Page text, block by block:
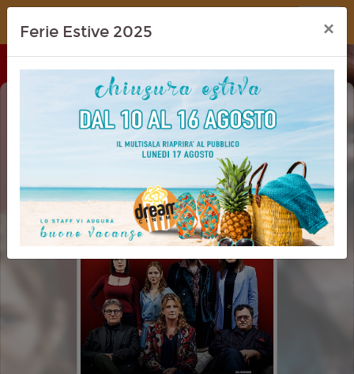
Dream Cinema
ELECTION DAY
CINEMA REV.
Ferie Estive 2025 ×